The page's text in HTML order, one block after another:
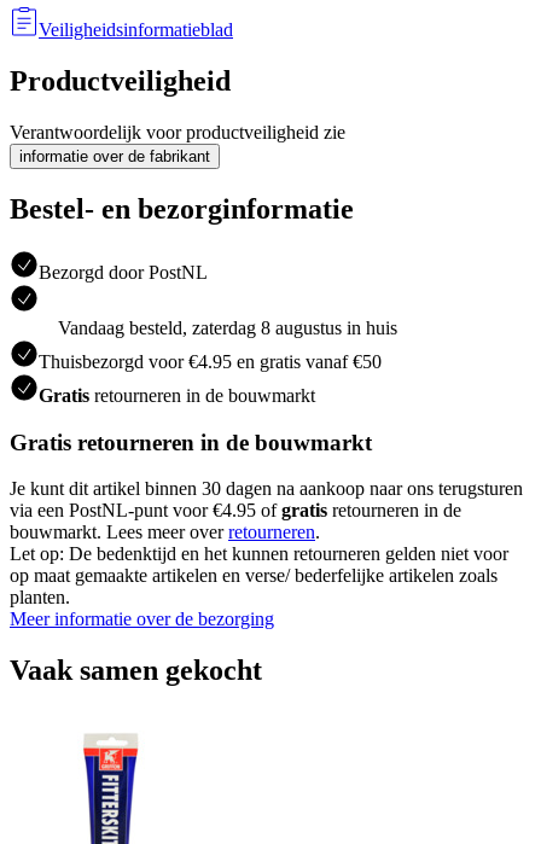
Veiligheidsinformatieblad
Productveiligheid
Verantwoordelijk voor productveiligheid zie
informatie over de fabrikant
Bestel- en bezorginformatie
Bezorgd door PostNL
Vandaag besteld, zaterdag 8 augustus in huis
Thuisbezorgd voor €4.95 en gratis vanaf €50
Gratis retourneren in de bouwmarkt
Gratis retourneren in de bouwmarkt
Je kunt dit artikel binnen 30 dagen na aankoop naar ons terugsturen
via een PostNL-punt voor €4.95 ofgratis retourneren in de
bouwmarkt. Lees meer overretourneren.
Let op: De bedenktijd en het kunnen retourneren gelden niet voor
op maat gemaakte artikelen en verse/ bederfelijke artikelen zoals
planten.
Meer informatie over de bezorging
Vaak samen gekocht